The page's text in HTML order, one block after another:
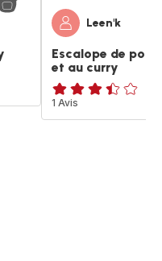
Leen'k
Escalope de
et au curry
ratings.3.4
1 Avis